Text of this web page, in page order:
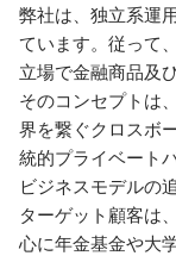
弊社は、独立系運
ています。従って
立場で金融商品及
そのコンセプトは
界を繋ぐクロスボ
統的プライベート
ビジネスモデルの
ターゲット顧客は
心に年金基金や大